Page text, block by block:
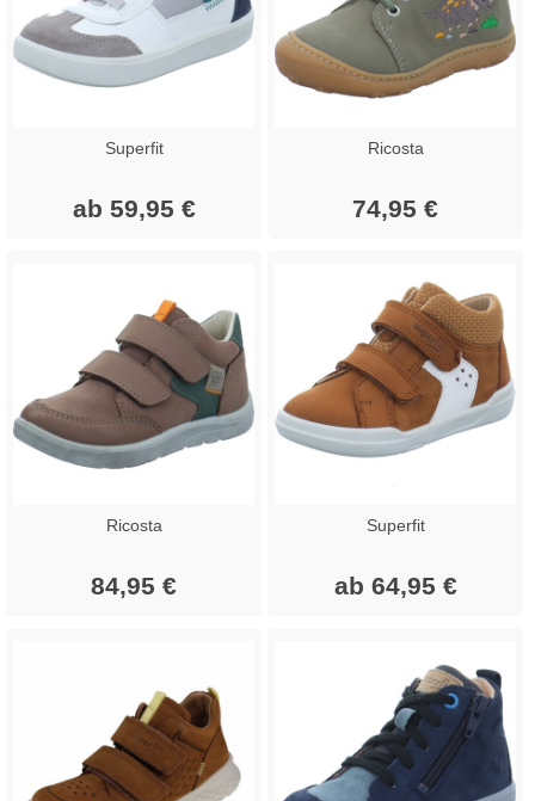
Superfit
ab 59,95 €
Ricosta
74,95 €
Ricosta
84,95 €
Superfit
ab 64,95 €